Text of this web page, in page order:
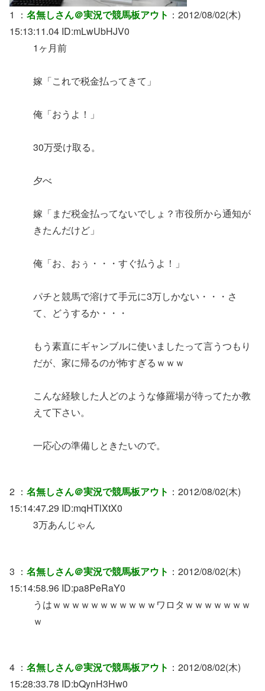
1 ： 名無しさん＠実況で競馬板アウト ：2012/08/02(木)
15:13:11.04 ID:mLwUbHJV0
1ヶ月前
嫁「これで税金払ってきて」
俺「おうよ！」
30万受け取る。
夕べ
嫁「まだ税金払ってないでしょ？市役所から通知が
きたんだけど」
俺「お、おぅ・・・すぐ払うよ！」
パチと競馬で溶けて手元に3万しかない・・・さ
て、どうするか・・・
もう素直にギャンブルに使いましたって言うつもり
だが、家に帰るのが怖すぎるｗｗｗ
こんな経験した人どのような修羅場が待ってたか教
えて下さい。
一応心の準備しときたいので。
2 ： 名無しさん＠実況で競馬板アウト ：2012/08/02(木)
15:14:47.29 ID:mqHTlXtX0
3万あんじゃん
3 ： 名無しさん＠実況で競馬板アウト ：2012/08/02(木)
15:14:58.96 ID:pa8PeRaY0
うはｗｗｗｗｗｗｗｗｗｗｗワロタｗｗｗｗｗｗｗ
ｗ
4 ： 名無しさん＠実況で競馬板アウト ：2012/08/02(木)
15:28:33.78 ID:bQynH3Hw0